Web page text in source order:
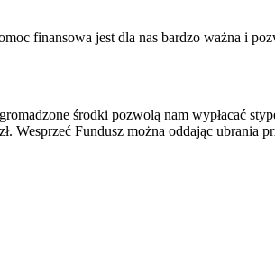
finansowa jest dla nas bardzo ważna i
środki pozwolą nam wypłacać
Fundusz można oddając ubrania